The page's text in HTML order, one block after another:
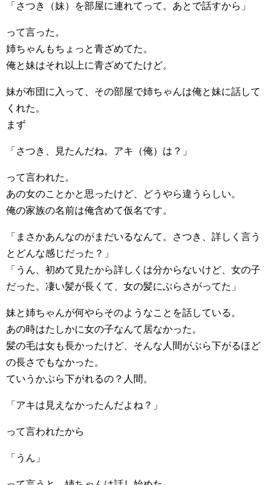
「さつき（妹）を部屋に連れてって。あとで話すから」
って言った。
姉ちゃんもちょっと青ざめてた。
俺と妹はそれ以上に青ざめてたけど。
妹が布団に入って、その部屋で姉ちゃんは俺と妹に話して
くれた。
まず
「さつき、見たんだね。アキ（俺）は？」
って言われた。
あの女のことかと思ったけど、どうやら違うらしい。
俺の家族の名前は俺含めて仮名です。
「まさかあんなのがまだいるなんて。さつき、詳しく言う
とどんな感じだった？」
「うん、初めて見たから詳しくは分からないけど、女の子
だった。凄い髪が長くて、女の髪にぶらさがってた」
妹と姉ちゃんが何やらそのようなことを話している。
あの時はたしかに女の子なんて居なかった。
髪の毛は女も長かったけど、そんな人間がぶら下がるほど
の長さでもなかった。
ていうかぶら下がれるの？人間。
「アキは見えなかったんだよね？」
って言われたから
「うん」